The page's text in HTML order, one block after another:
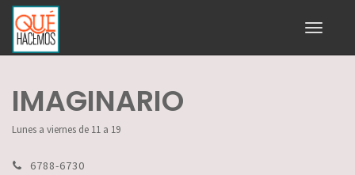
Toggle
IMAGINARIO
Lunes a viernes de 11 a 19
6788-6730